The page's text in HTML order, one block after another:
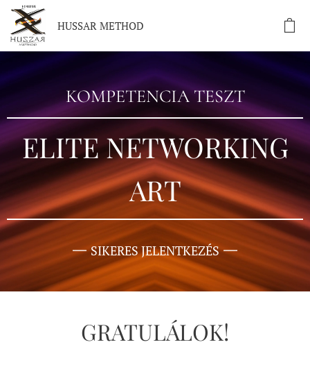
HUSSAR METHOD
KOMPETENCIA TESZT
ELITE NETWORKING
ART
SIKERES JELENTKEZÉS
GRATULÁLOK!